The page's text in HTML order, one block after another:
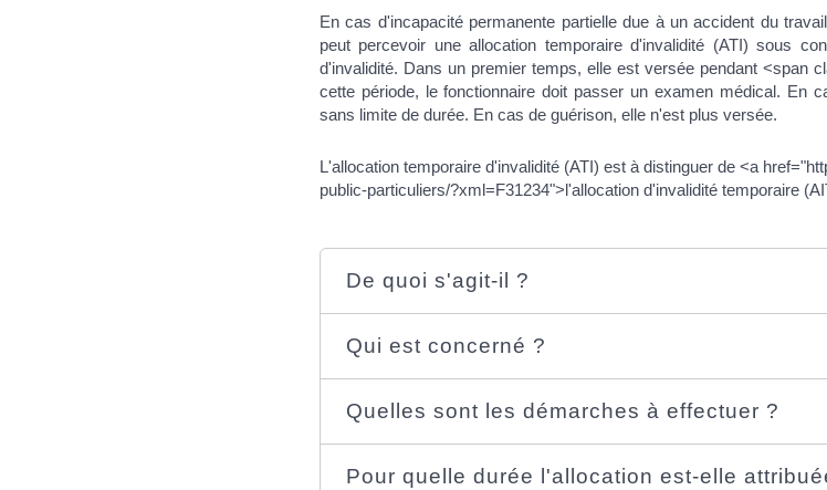
En cas d'incapacité permanente partielle due à un accident du
peut percevoir une allocation temporaire d'invalidité (ATI) sous
d'invalidité. Dans un premier temps, elle est versée pendant <span
cette période, le fonctionnaire doit passer un examen médical. En
sans limite de durée. En cas de guérison, elle n'est plus versée.
L'allocation temporaire d'invalidité (ATI) est à distinguer de <a
public-particuliers/?xml=F31234">l'allocation d'invalidité temporaire
De quoi s'agit-il ?
Qui est concerné ?
Quelles sont les démarches à effectuer ?
Pour quelle durée l'allocation est-elle